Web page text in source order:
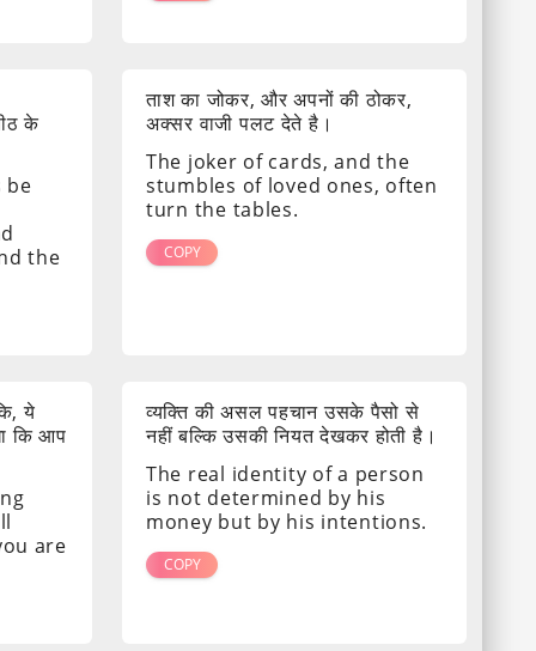
के
be
the
ताश का जोकर, और अपनों की ठोकर,
अक्सर वाजी पलट देते है।
The joker of cards, and the
stumbles of loved ones, often
turn the tables.
COPY
ये
कि आप
are
व्यक्ति की असल पहचान उसके पैसो से
नहीं बल्कि उसकी नियत देखकर होती है।
The real identity of a person
is not determined by his
money but by his intentions.
COPY